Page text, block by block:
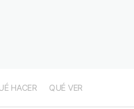
HACER QUÉ VER